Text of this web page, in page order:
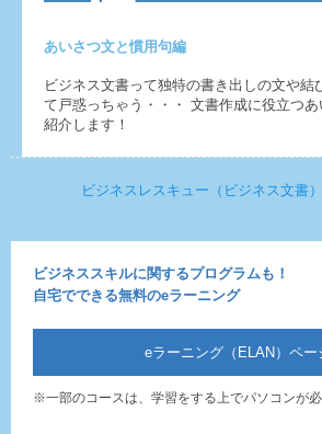
あいさつ文と慣用句編
ビジネス文書って独特の書き出しの文や結
て戸惑っちゃう・・・ 文書作成に役立つ
紹介します！
ビジネスレスキュー（ビジネス文書
ビジネススキルに関するプログラムも！
自宅でできる無料のeラーニング
eラーニング（ELAN）ペー
※一部のコースは、学習をする上でパソコンが必